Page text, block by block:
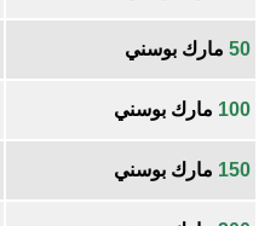
50 مارك بوسني
100 مارك بوسني
150 مارك بوسني